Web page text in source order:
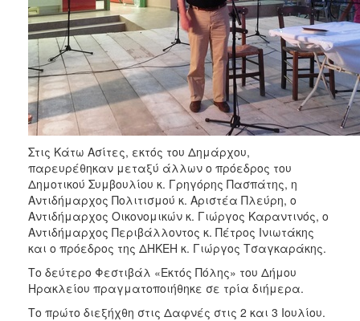
Στις Κάτω Ασίτες, εκτός του Δημάρχου,
παρευρέθηκαν μεταξύ άλλων ο πρόεδρος του
Δημοτικού Συμβουλίου κ. Γρηγόρης Πασπάτης, η
Αντιδήμαρχος Πολιτισμού κ. Αριστέα Πλεύρη, ο
Αντιδήμαρχος Οικονομικών κ. Γιώργος Καραντινός, ο
Αντιδήμαρχος Περιβάλλοντος κ. Πέτρος Ινιωτάκης
και ο πρόεδρος της ΔΗΚΕΗ κ. Γιώργος Τσαγκαράκης.
Το δεύτερο Φεστιβάλ «Εκτός Πόλης» του Δήμου
Ηρακλείου πραγματοποιήθηκε σε τρία διήμερα.
Το πρώτο διεξήχθη στις Δαφνές στις 2 και 3 Ιουλίου.